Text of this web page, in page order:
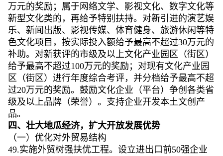
万元的奖励；属于网络文学、影视文化、数字文化等
新型文化类的，再给予特别扶持。对新引进的演艺娱
乐、新闻出版、影视传媒、体育健身、旅游休闲等特
色文化项目，按实际投入额给予最高不超过30万元的
补助。对新获评的市级及以上文化产业园区（街区）
给予最高不超过100万元的奖励；对现有文化产业园
区（街区）进行年度综合考评，并分档给予最高不超
过20万元的奖励。鼓励文化企业（平台）争创各类省
级及以上品牌（荣誉）。支持企业开发本土文创产
品。
四、壮大地瓜经济，扩大开放发展优势
（一）优化对外贸易结构
49.实施外贸树强扶优工程。设立进出口前50强企业